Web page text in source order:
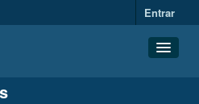
Entrar